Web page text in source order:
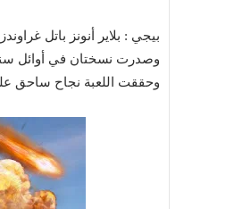
بيجي : بلاير أنونز باتل
وصدرت نسختان في أوائل سنة 2018 لمنصتي آي أو إس، وأندرويد من تطوير شركة تينسنت
وحققت اللعبة نجاح ساحق علي